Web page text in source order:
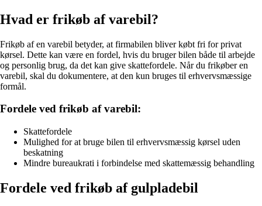
Hvad er frikøb af varebil?
Frikøb af en varebil betyder, at firmabilen bliver købt fri for privat
kørsel. Dette kan være en fordel, hvis du bruger bilen både til arbejde
og personlig brug, da det kan give skattefordele. Når du frikøber en
varebil, skal du dokumentere, at den kun bruges til erhvervsmæssige
formål.
Fordele ved frikøb af varebil:
Skattefordele
Mulighed for at bruge bilen til erhvervsmæssig kørsel uden
beskatning
Mindre bureaukrati i forbindelse med skattemæssig behandling
Fordele ved frikøb af gulpladebil